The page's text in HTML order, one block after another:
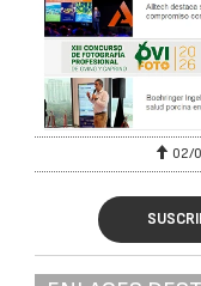
02/